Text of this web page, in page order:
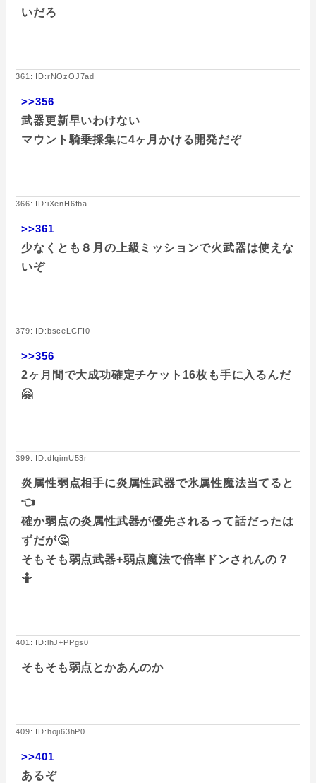
いだろ
361: ID:rNOzOJ7ad
>>356
武器更新早いわけない
マウント騎乗採集に4ヶ月かける開発だぞ
366: ID:iXenH6fba
>>361
少なくとも８月の上級ミッションで火武器は使えな
いぞ
379: ID:bsceLCFI0
>>356
2ヶ月間で大成功確定チケット16枚も手に入るんだ
🤗
399: ID:dIqimU53r
炎属性弱点相手に炎属性武器で氷属性魔法当てると
👈
確か弱点の炎属性武器が優先されるって話だったは
ずだが🤔
そもそも弱点武器+弱点魔法で倍率ドンされんの？
🤷
401: ID:lhJ+PPgs0
そもそも弱点とかあんのか
409: ID:hoji63hP0
>>401
あるぞ